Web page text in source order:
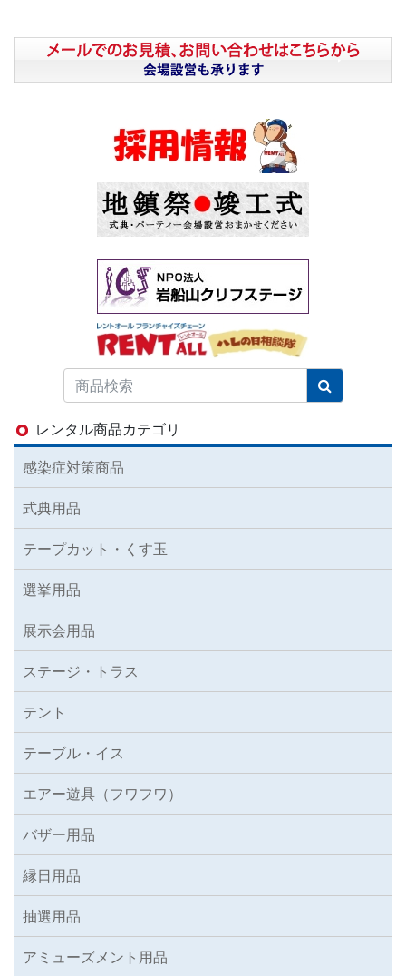
レンタル商品カテゴリ
感染症対策商品
式典用品
テープカット・くす玉
選挙用品
展示会用品
ステージ・トラス
テント
テーブル・イス
エアー遊具（フワフワ）
バザー用品
縁日用品
抽選用品
アミューズメント用品